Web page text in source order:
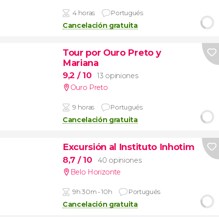
4 horas Portugués
Cancelación gratuita
Tour por Ouro Preto y
Mariana
9,2 / 10
13 opiniones
Ouro Preto
9 horas Portugués
Cancelación gratuita
Excursión al Instituto Inhotim
8,7 / 10
40 opiniones
Belo Horizonte
9h 30m - 10h Portugués
Cancelación gratuita